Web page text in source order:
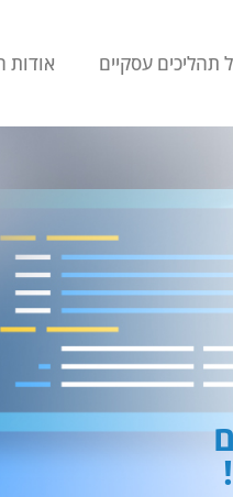
תהליכים עסקיים אודות